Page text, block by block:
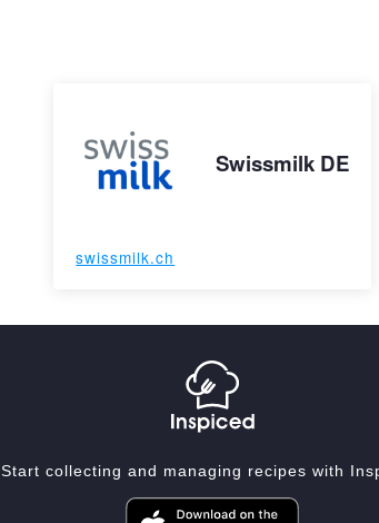
Swissmilk DE
swissmilk.ch
Start collecting and managing recipes with